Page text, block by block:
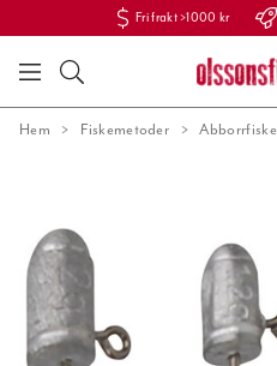
Fri frakt >1000 kr
Hem Fiskemetoder Abborrfiske